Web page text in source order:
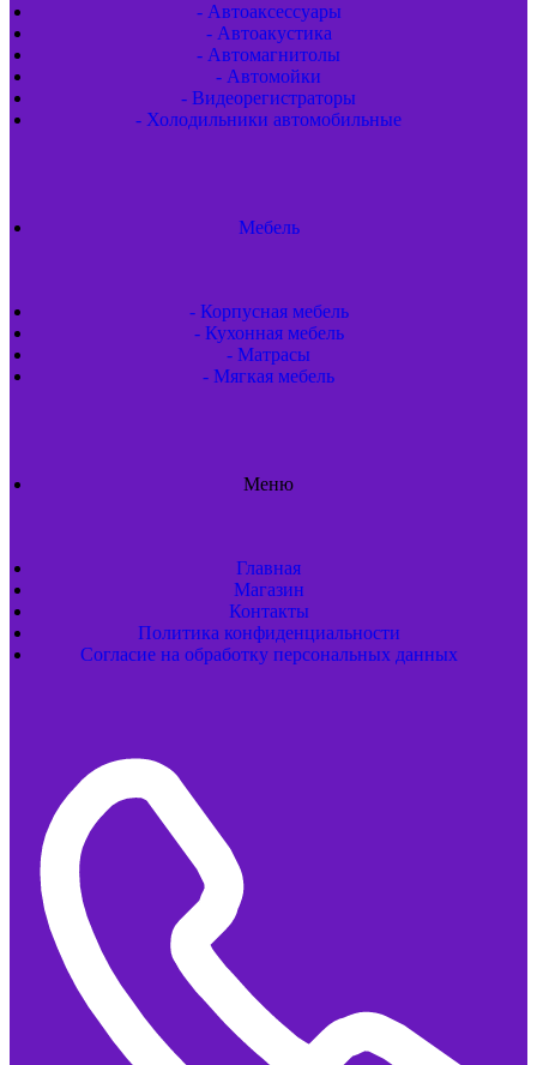
- Автоаксессуары
- Автоакустика
- Автомагнитолы
- Автомойки
- Видеорегистраторы
- Холодильники автомобильные
Мебель
- Корпусная мебель
- Кухонная мебель
- Матрасы
- Мягкая мебель
Меню
Главная
Магазин
Контакты
Политика конфиденциальности
Согласие на обработку персональных данных